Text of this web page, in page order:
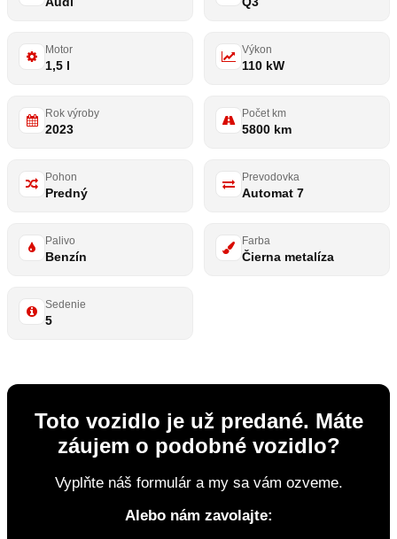
Motor
1,5 l
Výkon
110 kW
Rok výroby
2023
Počet km
5800 km
Pohon
Predný
Prevodovka
Automat 7
Palivo
Benzín
Farba
Čierna metalíza
Sedenie
5
Toto vozidlo je už predané. Máte
záujem o podobné vozidlo?
Vyplňte náš formulár a my sa vám ozveme.
Alebo nám zavolajte: